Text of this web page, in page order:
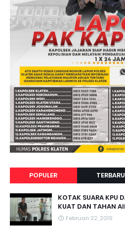
POPULER TERBARU
KOTAK SUARA KPU
KUAT DAN TAHAN
Februari 22, 2019